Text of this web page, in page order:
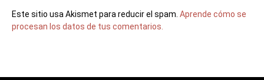
Este sitio usa Akismet para reducir el spam. Aprende cómo se
procesan los datos de tus comentarios.